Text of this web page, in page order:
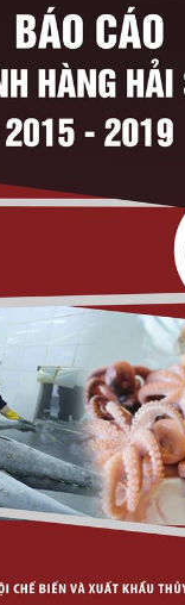
Thuế Mục 301 và bài
tôm Việt tại thị...
Xuất khẩu cá tra sang
Xuất khẩu cá ngừ Việt
tăng nhẹ, áp lực mới...
Nguồn cung giảm, giá
Quốc tiếp tục tăng
Trung Quốc tăng mạnh